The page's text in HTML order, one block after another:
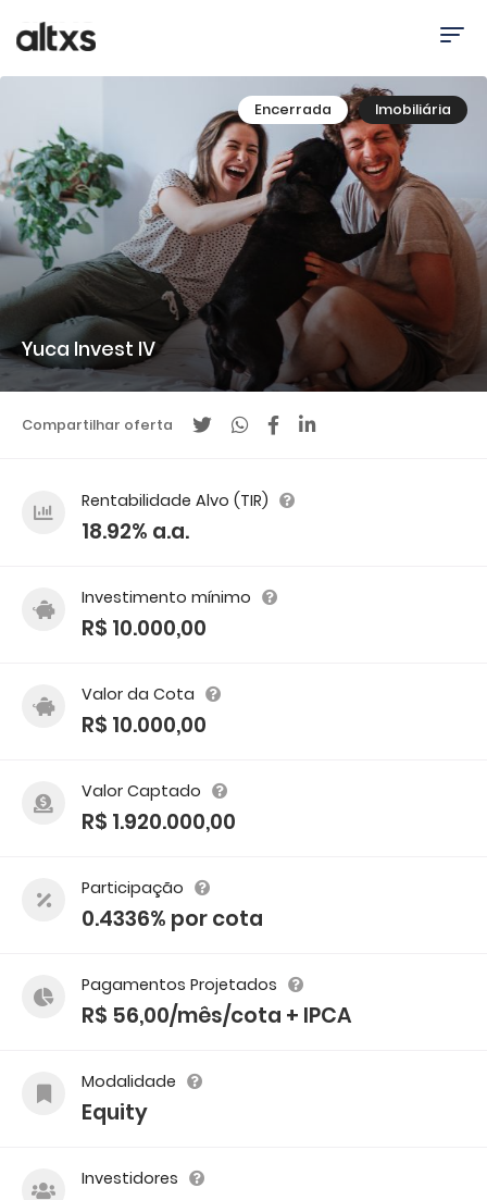
Yuca Invest IV
Encerrada Imobiliária
Compartilhar oferta
Rentabilidade Alvo (TIR)
18.92% a.a.
Investimento mínimo
R$ 10.000,00
Valor da Cota
R$ 10.000,00
Valor Captado
R$ 1.920.000,00
Participação
0.4336% por cota
Pagamentos Projetados
R$ 56,00/mês/cota + IPCA
Modalidade
Equity
Investidores